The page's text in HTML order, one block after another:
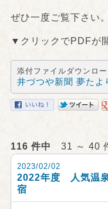
ぜひ一度ご覧下さい。
▼クリックでPDFが
添付ファイルダウンロー
井づつや新聞 夢た
116 件中 31 ～ 40
2023/02/02
2022年度 人気温
宿